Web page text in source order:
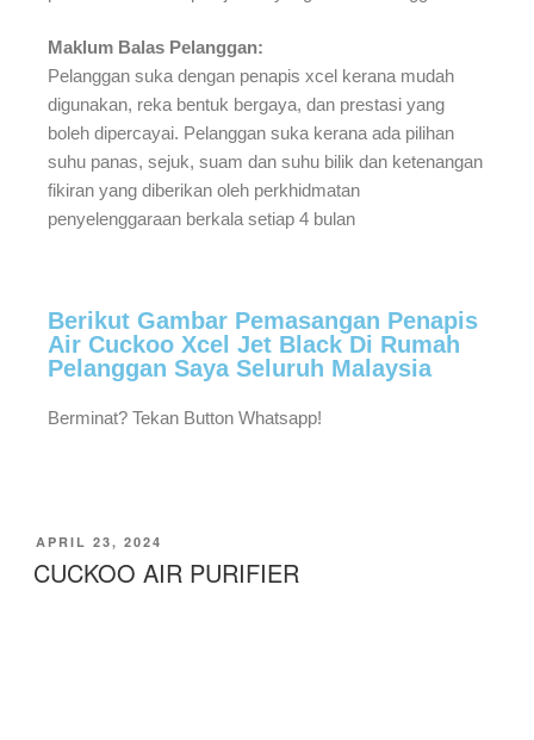
Maklum Balas Pelanggan:
Pelanggan suka dengan penapis xcel kerana mudah
digunakan, reka bentuk bergaya, dan prestasi yang
boleh dipercayai. Pelanggan suka kerana ada pilihan
suhu panas, sejuk, suam dan suhu bilik dan ketenangan
fikiran yang diberikan oleh perkhidmatan
penyelenggaraan berkala setiap 4 bulan
Berikut Gambar Pemasangan Penapis
Air Cuckoo Xcel Jet Black Di Rumah
Pelanggan Saya Seluruh Malaysia
Berminat? Tekan Button Whatsapp!
APRIL 23, 2024
CUCKOO AIR PURIFIER